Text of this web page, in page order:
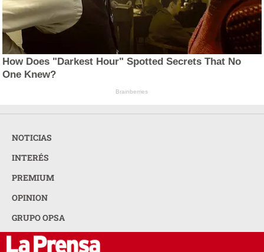
How Does "Darkest Hour" Spotted Secrets That No
One Knew?
Brainberries
NOTICIAS
INTERÉS
PREMIUM
OPINION
GRUPO OPSA